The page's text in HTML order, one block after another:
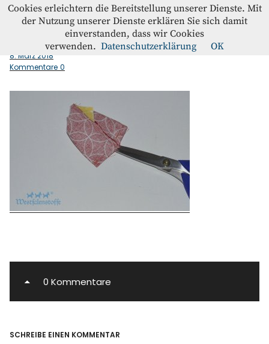
Westfalenstoffe-Blog
Facebook
Wendeoeffnung
8. März 2018
Kommentare 0
0 Kommentare
SCHREIBE EINEN KOMMENTAR
Cookies erleichtern die Bereitstellung unserer Dienste. Mit
der Nutzung unserer Dienste erklären Sie sich damit
einverstanden, dass wir Cookies
verwenden. Datenschutzerklärung OK